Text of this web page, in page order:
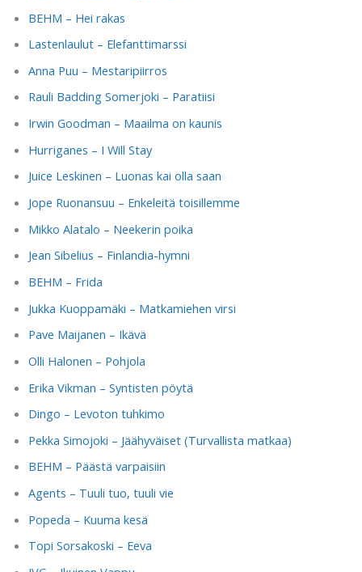
BEHM – Hei rakas
Lastenlaulut – Elefanttimarssi
Anna Puu – Mestaripiirros
Rauli Badding Somerjoki – Paratiisi
Irwin Goodman – Maailma on kaunis
Hurriganes – I Will Stay
Juice Leskinen – Luonas kai olla saan
Jope Ruonansuu – Enkeleitä toisillemme
Mikko Alatalo – Neekerin poika
Jean Sibelius – Finlandia-hymni
BEHM – Frida
Jukka Kuoppamäki – Matkamiehen virsi
Pave Maijanen – Ikävä
Olli Halonen – Pohjola
Erika Vikman – Syntisten pöytä
Dingo – Levoton tuhkimo
Pekka Simojoki – Jäähyväiset (Turvallista matkaa)
BEHM – Päästä varpaisiin
Agents – Tuuli tuo, tuuli vie
Popeda – Kuuma kesä
Topi Sorsakoski – Eeva